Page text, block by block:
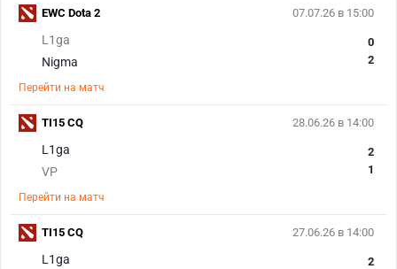
07.07.26 в 15:00
L1ga
Nigma
0
2
Перейти на матч
EWC Dota 2
28.06.26 в 14:00
L1ga
VP
2
1
Перейти на матч
TI15 CQ
27.06.26 в 14:00
L1ga
2
TI15 CQ